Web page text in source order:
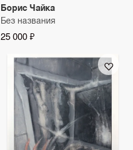
Борис Чайка
Без названия
25 000 ₽